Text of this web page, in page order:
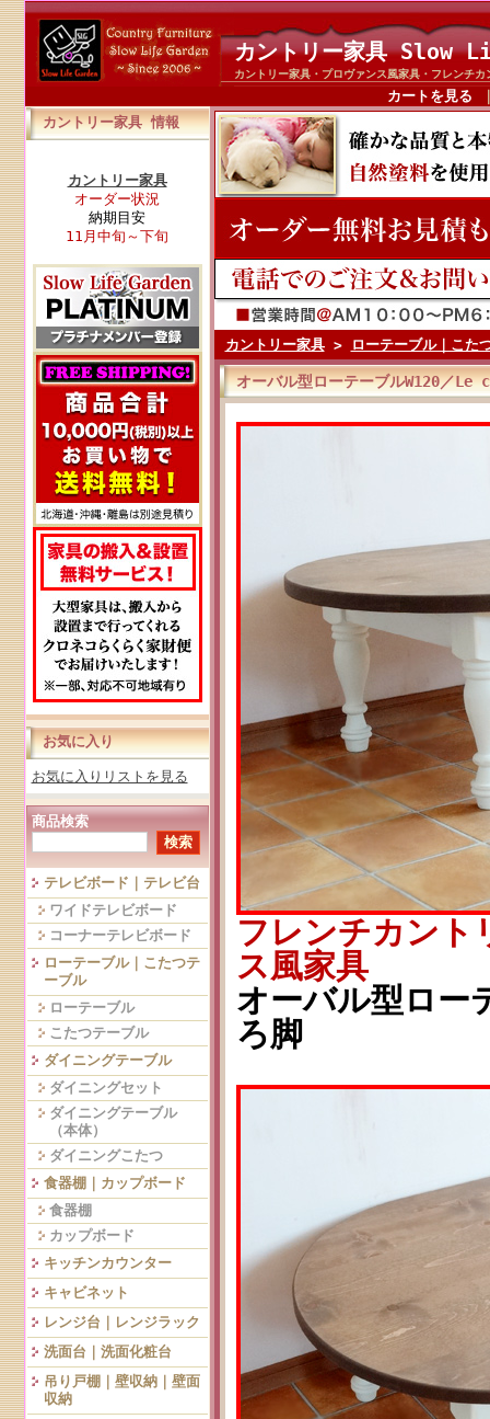
カントリー家具 Slow
カントリー家具・プロヴァンス風家具・フレンチ
カートを見る
カントリー家具 情報
カントリー家具
オーダー状況
納期目安
11月中旬～下旬
お気に入り
お気に入りリストを見る
商品検索
テレビボード｜テレビ台
ワイドテレビボード
コーナーテレビボード
ローテーブル｜こたつテ
ーブル
ローテーブル
こたつテーブル
ダイニングテーブル
ダイニングセット
ダイニングテーブル
（本体）
ダイニングこたつ
食器棚｜カップボード
食器棚
カップボード
キッチンカウンター
キャビネット
レンジ台｜レンジラック
洗面台｜洗面化粧台
吊り戸棚｜壁収納｜壁面
収納
カントリー家具> ローテーブル｜こた
オーバル型ローテーブルW120／
フレンチカント
ス風家具
オーバル型ロ
ろ脚